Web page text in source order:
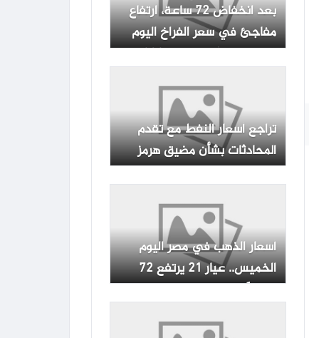
بعد انخفاض 72 ساعة، ارتفاع
مفاجئ في سعر الفراخ اليوم
الخميس 6 أغسطس 2026
تراجع أسعار النفط مع تقدم
المحادثات بشأن مضيق هرمز
أسعار الذهب في مصر اليوم
الخميس.. عيار 21 يرتفع 72
جنيهاً : CNN الاقتصادية